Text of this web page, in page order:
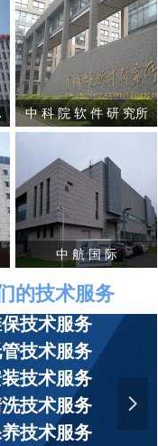
司 中 科 院 软 件 研 究所
中 航 国 际
管理,安装改造的设备和仪器，
温制冷的效果难点。
能、环保可持续的生活环境
共赢；
献碧水蓝天 ；
命；
务；
的服务、合理的价格、永远
技术服务
技术服务
技术服务
技术服务
技术服务
넲
的技术服务